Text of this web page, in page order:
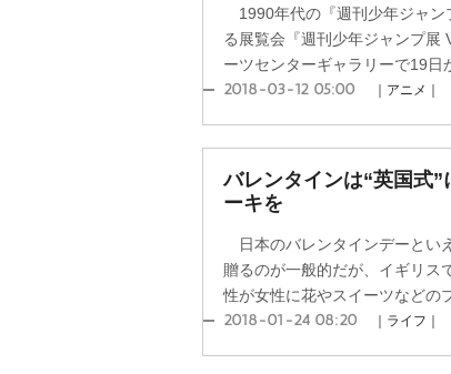
1990年代の『週刊少年ジャン
る展覧会『週刊少年ジャンプ展
ーツセンターギャラリーで19日
2018-03-12 05:00 ｜アニメ｜
バレンタインは“英国式
ーキを
日本のバレンタインデーとい
贈るのが一般的だが、イギリス
性が女性に花やスイーツなどの
2018-01-24 08:20 ｜ライフ｜